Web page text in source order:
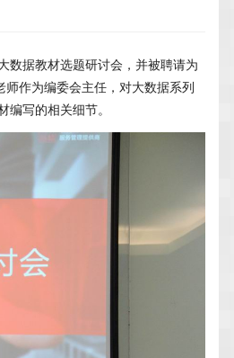
数据教材选题研讨会，并被聘请为
作为编委会主任，对大数据系列
写的相关细节。